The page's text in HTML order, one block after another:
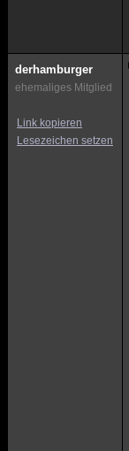
derhamburger
ehemaliges Mitglied
Link kopieren
Lesezeichen setzen